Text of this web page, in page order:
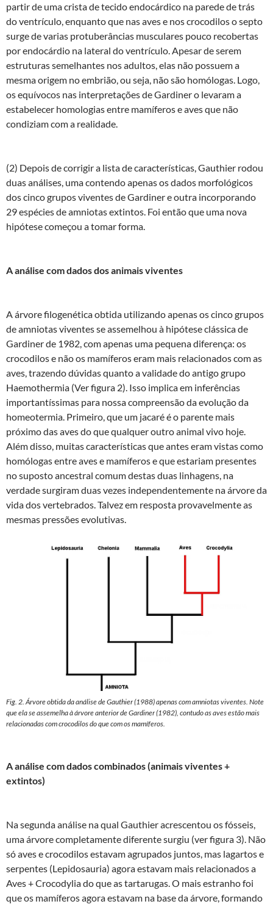
partir de uma crista de tecido endocárdico na parede de trás
do ventrículo, enquanto que nas aves e nos crocodilos o septo
surge de varias protuberâncias musculares pouco recobertas
por endocárdio na lateral do ventrículo. Apesar de serem
estruturas semelhantes nos adultos, elas não possuem a
mesma origem no embrião, ou seja, não são homólogas. Logo,
os equívocos nas interpretações de Gardiner o levaram a
estabelecer homologias entre mamíferos e aves que não
condiziam com a realidade.
(2) Depois de corrigir a lista de características, Gauthier rodou
duas análises, uma contendo apenas os dados morfológicos
dos cinco grupos viventes de Gardiner e outra incorporando
29 espécies de amniotas extintos. Foi então que uma nova
hipótese começou a tomar forma.
A análise com dados dos animais viventes
A árvore filogenética obtida utilizando apenas os cinco grupos
de amniotas viventes se assemelhou à hipótese clássica de
Gardiner de 1982, com apenas uma pequena diferença: os
crocodilos e não os mamíferos eram mais relacionados com as
aves, trazendo dúvidas quanto a validade do antigo grupo
Haemothermia (Ver figura 2). Isso implica em inferências
importantíssimas para nossa compreensão da evolução da
homeotermia. Primeiro, que um jacaré é o parente mais
próximo das aves do que qualquer outro animal vivo hoje.
Além disso, muitas características que antes eram vistas como
homólogas entre aves e mamíferos e que estariam presentes
no suposto ancestral comum destas duas linhagens, na
verdade surgiram duas vezes independentemente na árvore da
vida dos vertebrados. Talvez em resposta provavelmente as
mesmas pressões evolutivas.
Fig. 2. Árvore obtida da análise de Gauthier (1988) apenas com amniotas viventes. Note
que ela se assemelha à árvore anterior de Gardiner (1982), contudo as aves estão mais
relacionadas com crocodilos do que com os mamíferos.
A análise com dados combinados (animais viventes +
extintos)
Na segunda análise na qual Gauthier acrescentou os fósseis,
uma árvore completamente diferente surgiu (ver figura 3). Não
só aves e crocodilos estavam agrupados juntos, mas lagartos e
serpentes (Lepidosauria) agora estavam mais relacionados a
Aves + Crocodylia do que as tartarugas. O mais estranho foi
que os mamíferos agora estavam na base da árvore, formando